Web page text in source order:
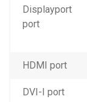
Displayport
port
HDMI port
DVI-I port